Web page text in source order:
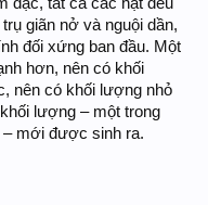
giãn nở và nguội dần,
đối xứng ban đầu. Một
hơn, nên có khối
nên có khối lượng nhỏ
lượng – một trong
– mới được sinh ra.